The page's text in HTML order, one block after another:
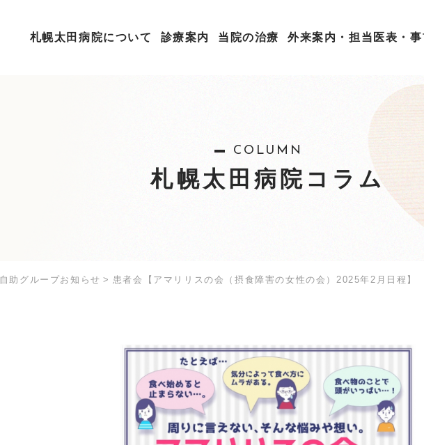
札幌太田病院について 診療案内 当院の治療 外来案内・担当医表・
COLUMN
札幌太田病院コラム
自助グループお知らせ 患者会【アマリリスの会（摂食障害の女性の会）2025年2月日程】